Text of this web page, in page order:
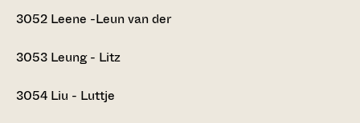
3052 Leene -Leun van der
3053 Leung - Litz
3054 Liu - Luttje